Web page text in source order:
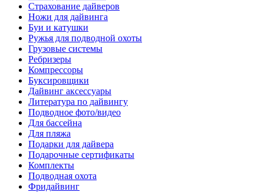
Страхование дайверов
Ножи для дайвинга
Буи и катушки
Ружья для подводной охоты
Грузовые системы
Ребризеры
Компрессоры
Буксировщики
Дайвинг аксессуары
Литература по дайвингу
Подводное фото/видео
Для бассейна
Для пляжа
Подарки для дайвера
Подарочные сертификаты
Комплекты
Подводная охота
Фридайвинг